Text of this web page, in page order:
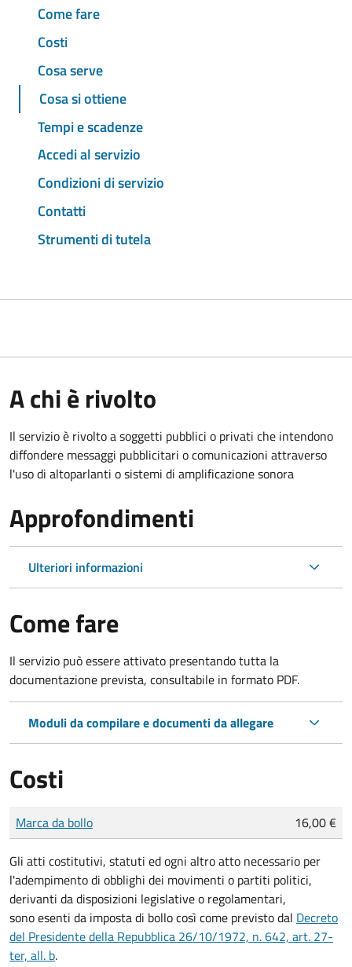
Come fare
Costi
Cosa serve
Cosa si ottiene
Tempi e scadenze
Accedi al servizio
Condizioni di servizio
Contatti
Strumenti di tutela
A chi è rivolto
Il servizio è rivolto a soggetti pubblici o privati che intendono
diffondere messaggi pubblicitari o comunicazioni attraverso
l'uso di altoparlanti o sistemi di amplificazione sonora
Approfondimenti
Ulteriori informazioni
Come fare
Il servizio può essere attivato presentando tutta la
documentazione prevista, consultabile in formato PDF.
Moduli da compilare e documenti da allegare
Costi
Tipo di pagamento
Importo
Marca da bollo 16,00 €
Gli atti costitutivi, statuti ed ogni altro atto necessario per
l'adempimento di obblighi dei movimenti o partiti politici,
derivanti da disposizioni legislative o regolamentari,
sonoesenti da imposta di bollocosì come previsto dal Decreto
del Presidente della Repubblica 26/10/1972, n. 642, art. 27-
ter, all. b.